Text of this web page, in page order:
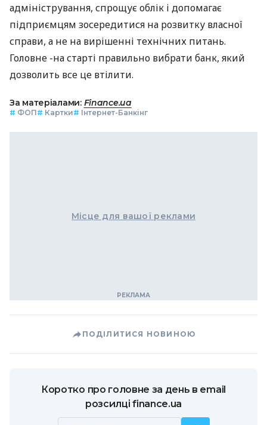
адміністрування, спрощує облік і допомагає
підприємцям зосередитися на розвитку власної
справи, а не на вирішенні технічних питань.
Головне -на старті правильно вибрати банк, який
дозволить все це втілити.
За матеріалами: Finance.ua
# ФОП# Картки# Інтернет-Банкінг
Місце для вашої реклами
ПОДІЛИТИСЯ НОВИНОЮ
Коротко про головне за день в email
розсилці finance.ua